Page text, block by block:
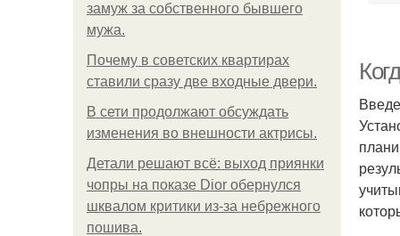
замуж за собственного бывшего
мужа.
Почему в советских квартирах
ставили сразу две входные двери.
В сети продолжают обсуждать
изменения во внешности актрисы.
Детали решают всё: выход приянки
чопры на показе Dior обернулся
шквалом критики из-за небрежного
пошива.